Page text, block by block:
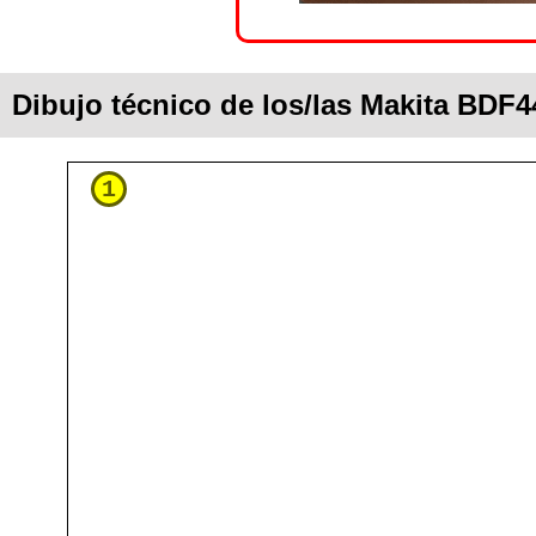
Dibujo técnico de los/las Makita
1